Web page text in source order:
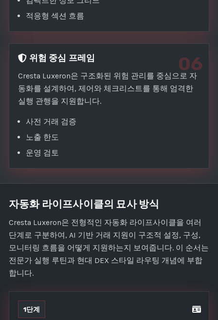
적응형 섹션 흐름
06
위험 중심 프레임
Cresta Luxeron은 구조화된 위험 관리를 중심으로 자
동화를 설계하여, 제어와 체크리스트를 통해 엄격한
실행 관행을 지원합니다.
사전 거래 검증
노출 한도
운영 검토
자동화 라이프사이클의 묘사 방식
Cresta Luxeron은 전형적인 자동화 라이프사이클을 여러
단계로 구분하여, AI 기반 거래 지원이 구조적 설정, 구성,
모니터링 흐름을 어떻게 지원하는지 보여줍니다. 이 순서는
전문가 실행 루틴과 현대 DEX 스타일 라우팅 개념에 부합
합니다.
1단계